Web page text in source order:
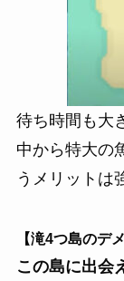
待ち時間も大
中から特大の
うメリットは
【滝4つ島のデ
この島に出会